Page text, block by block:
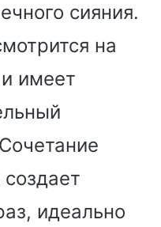
сияния.
на
имеет
идеально